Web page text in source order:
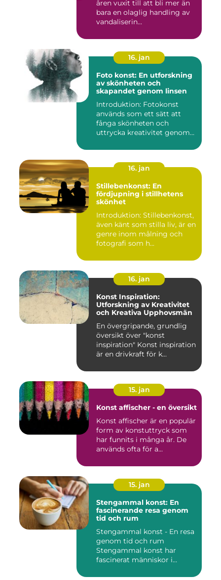
åren vuxit till att bli mer än
bara en olaglig handling av
vandaliserin...
16. jan
Foto konst: En utforskning
av skönheten och
skapandet genom linsen
Introduktion: Fotokonst
används som ett sätt att
fånga skönheten och
uttrycka kreativitet genom
16. jan
Stillebenkonst: En
fördjupning i stillhetens
skönhet
Introduktion: Stillebenkonst,
även känt som stilla liv, är en
genre inom målning och
fotografi som h...
16. jan
Konst Inspiration:
Utforskning av Kreativitet
och Kreativa Upphovsmän
En övergripande, grundlig
översikt över "konst
inspiration" Konst inspiration
är en drivkraft för k...
15. jan
Konst affischer - en översikt
Konst affischer är en populär
form av konstuttryck som
har funnits i många år. De
används ofta för a...
15. jan
Stengammal konst: En
fascinerande resa genom
tid och rum
Stengammal konst - En resa
genom tid och rum
Stengammal konst har
fascinerat människor i